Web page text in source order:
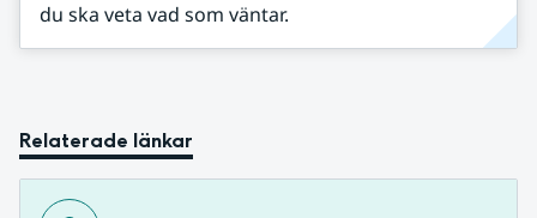
du ska veta vad som väntar.
Relaterade länkar